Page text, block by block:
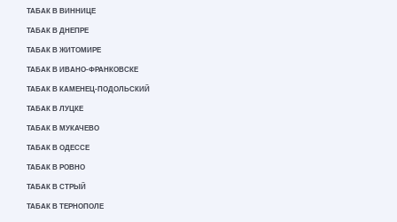
ТАБАК В ВИННИЦЕ
ТАБАК В ДНЕПРЕ
ТАБАК В ЖИТОМИРЕ
ТАБАК В ИВАНО-ФРАНКОВСКЕ
ТАБАК В КАМЕНЕЦ-ПОДОЛЬСКИЙ
ТАБАК В ЛУЦКЕ
ТАБАК В МУКАЧЕВО
ТАБАК В ОДЕССЕ
ТАБАК В РОВНО
ТАБАК В СТРЫЙ
ТАБАК В ТЕРНОПОЛЕ